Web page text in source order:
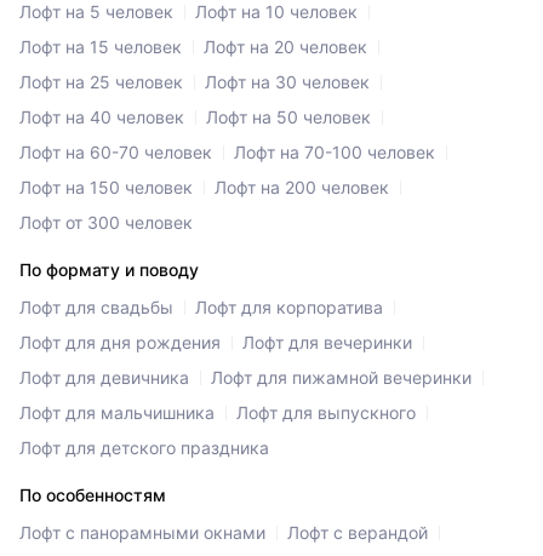
Лофт на 5 человек
Лофт на 10 человек
Лофт на 15 человек
Лофт на 20 человек
Лофт на 25 человек
Лофт на 30 человек
Лофт на 40 человек
Лофт на 50 человек
Лофт на 60-70 человек
Лофт на 70-100 человек
Лофт на 150 человек
Лофт на 200 человек
Лофт от 300 человек
По формату и поводу
Лофт для свадьбы
Лофт для корпоратива
Лофт для дня рождения
Лофт для вечеринки
Лофт для девичника
Лофт для пижамной вечеринки
Лофт для мальчишника
Лофт для выпускного
Лофт для детского праздника
По особенностям
Лофт с панорамными окнами
Лофт с верандой